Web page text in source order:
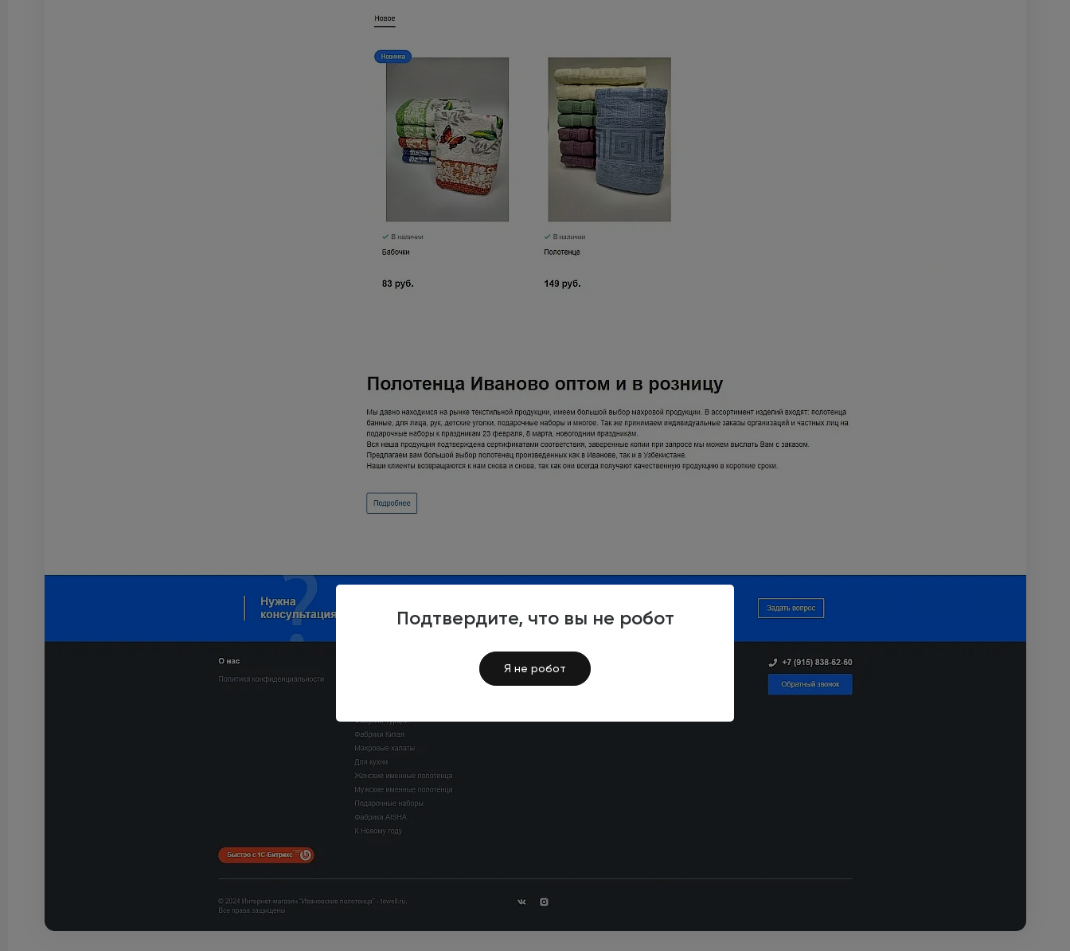
Подтвердите, что вы не робот
Я не робот